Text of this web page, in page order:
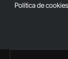
Política de cookies